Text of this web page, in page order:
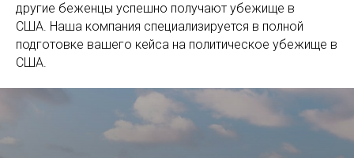
другие беженцы успешно получают убежище в
США. Наша компания специализируется в полной
подготовке вашего кейса на политическое убежище в
США.